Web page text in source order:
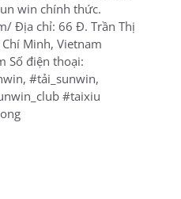
win chính thức.
Địa chỉ: 66 Đ. Trần Thị
Minh, Vietnam
Số điện thoại:
#tải_sunwin,
#taixiu